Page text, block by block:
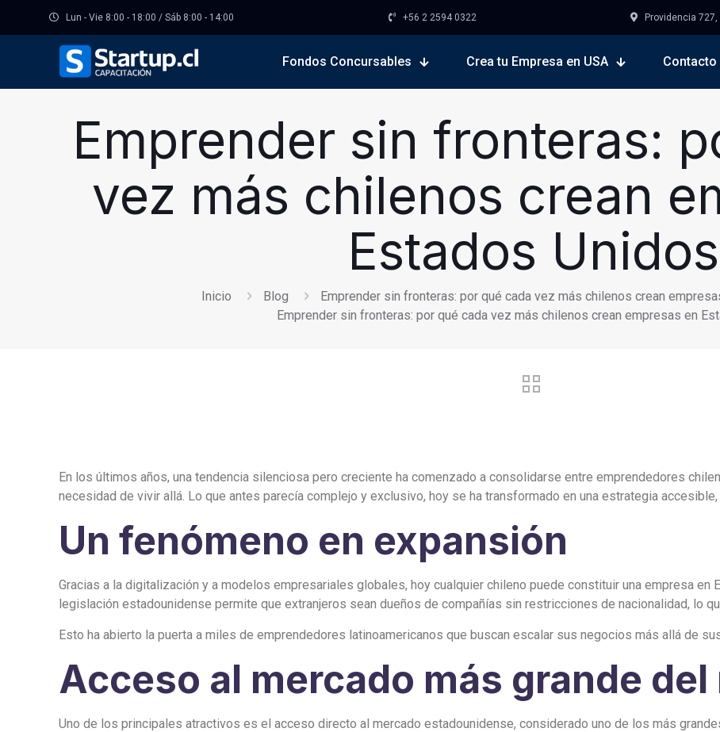
Lun - Vie 8:00 - 18:00 / Sáb 8:00 - 14:00 +56 2 2594 0322 Providencia 727,
Fondos Concursables Crea tu Empresa en USA Contacto
Emprender sin fronteras:
vez más chilenos crean
Estados Unidos
Inicio Blog
Emprender sin fronteras: por qué cada vez más chilenos crean
Emprender sin fronteras: por qué cada vez más chilenos crean empresas en
En los últimos años, una tendencia silenciosa pero creciente ha comenzado a consolidarse entre emprendedores
necesidad de vivir allá. Lo que antes parecía complejo y exclusivo, hoy se ha transformado en una estrategia
Un fenómeno en expansión
Gracias a la digitalización y a modelos empresariales globales, hoy cualquier chileno puede constituir una empresa en
legislación estadounidense permite que extranjeros sean dueños de compañías sin restricciones de nacionalidad, lo
Esto ha abierto la puerta a miles de emprendedores latinoamericanos que buscan escalar sus negocios más allá de
Acceso al mercado más grande del
Uno de los principales atractivos es el acceso directo al mercado estadounidense, considerado uno de los más